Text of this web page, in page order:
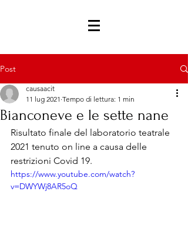
Post
Bianconeve e le sette nane
causaacit
11 lug 2021 Tempo di lettura: 1 min
Risultato finale del laboratorio teatrale
2021 tenuto on line a causa delle
restrizioni Covid 19.
https://www.youtube.com/watch?
v=DWYWj8AR5oQ